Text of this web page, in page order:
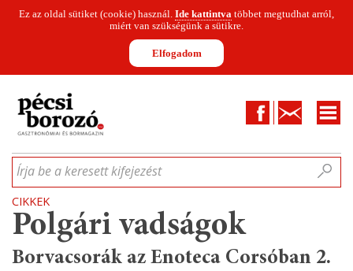
Ez az oldal sütiket (cookie) használ. Ide kattintva többet megtudhat arról,
miért van szükségünk a sütikre.
Elfogadom
FacebookKapcsolat
CIKKEKHÍREKINFOGRAFIKÁKMUNKATÁRSAKWINESOFA
Írja be a keresett kifejezést
CIKKEK
Polgári vadságok
Borvacsorák az Enoteca Corsóban 2.